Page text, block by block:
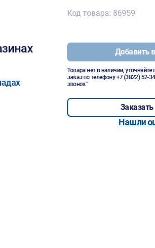
Код товара: 86959
Добавить
Товара нет в наличии,
заказ по телефону+7 (3822) 52-
звонок"
Нашли